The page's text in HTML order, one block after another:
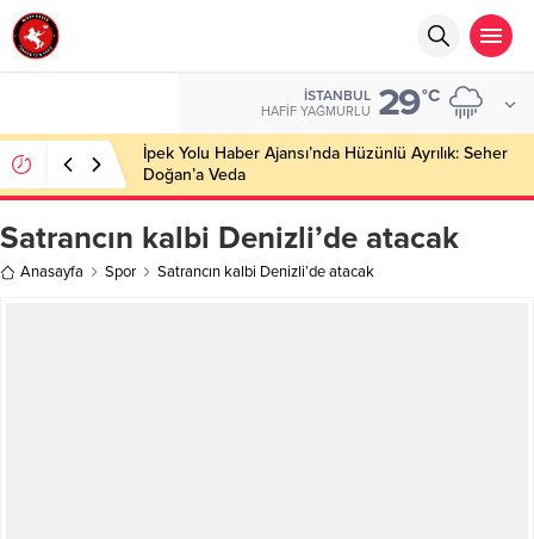
İSTANBUL
HAFIF YAĞMURLU 29°C
İpek Yolu Haber Ajansı’nda Hüzünlü Ayrılık: Seher
Doğan’a Veda
Satrancın kalbi Denizli’de atacak
Anasayfa Spor Satrancın kalbi Denizli’de atacak